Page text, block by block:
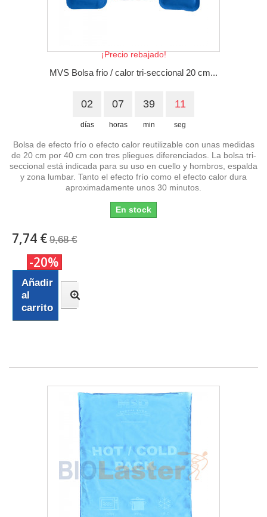
¡Precio rebajado!
MVS Bolsa frio / calor tri-seccional 20 cm...
02
días
07
horas
39
min
10
seg
Bolsa de efecto frío o efecto calor reutilizable con unas medidas
de 20 cm por 40 cm con tres pliegues diferenciados. La bolsa tri-
seccional está indicada para su uso en cuello y hombros, espalda
y zona lumbar. Tanto el efecto frío como el efecto calor dura
aproximadamente unos 30 minutos.
En stock
7,74 € 9,68 €
-20%
Añadir
al
carrito